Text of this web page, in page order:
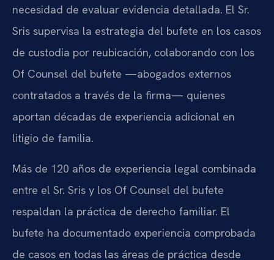
necesidad de evaluar evidencia detallada. El Sr.
Sris supervisa la estrategia del bufete en los casos
de custodia por reubicación, colaborando con los
Of Counsel del bufete —abogados externos
contratados a través de la firma— quienes
aportan décadas de experiencia adicional en
litigio de familia.
Más de 120 años de experiencia legal combinada
entre el Sr. Sris y los Of Counsel del bufete
respaldan la práctica de derecho familiar. El
bufete ha documentado experiencia comprobada
de casos en todas las áreas de práctica desde